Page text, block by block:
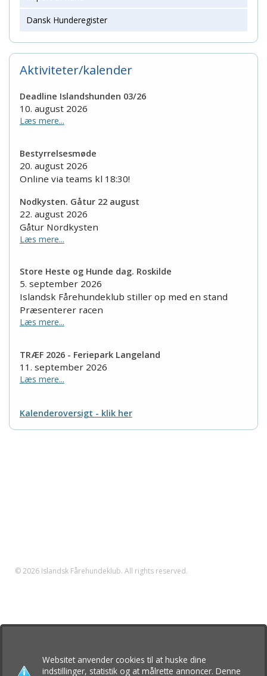
Dansk Hunderegister
Aktiviteter/kalender
Deadline Islandshunden 03/26
10. august 2026
Læs mere...
Bestyrrelsesmøde
20. august 2026
Online via teams kl 18:30!
Nodkysten. Gåtur 22 august
22. august 2026
Gåtur Nordkysten
Læs mere...
Store Heste og Hunde dag. Roskilde
5. september 2026
Islandsk Fårehundeklub stiller op med en stand
Præsenterer racen
Læs mere...
TRÆF 2026 - Feriepark Langeland
11. september 2026
Læs mere...
Kalenderoversigt - klik her
© 2026 Islandsk Fårehundeklub. All rights reserved.
læse mere om den islandske fårehund, få råd og vejledning,
Websitet anvender cookies til at huske dine
indstillinger, statistik og at målrette annoncer. Denne